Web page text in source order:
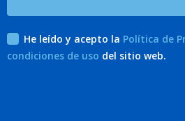
He leído y acepto la Política de
condiciones de uso del sitio web.